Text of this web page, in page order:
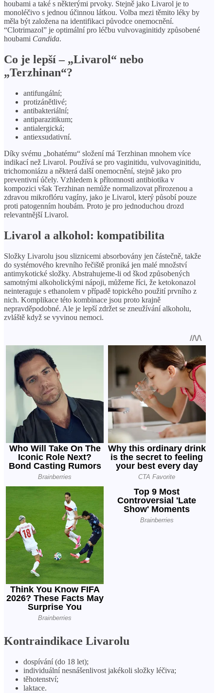
houbami a také s některými prvoky. Stejně jako Livarol je to
monoléčivo s jednou účinnou látkou. Volba mezi těmito léky by
měla být založena na identifikaci původce onemocnění.
“Clotrimazol” je optimální pro léčbu vulvovaginitidy způsobené
houbami Candida.
Co je lepší – „Livarol“ nebo
„Terzhinan“?
antifungální;
protizánětlivé;
antibakteriální;
antiparazitikum;
antialergická;
antiexsudativní.
Díky svému „bohatému“ složení má Terzhinan mnohem více
indikací než Livarol. Používá se pro vaginitidu, vulvovaginitidu,
trichomoniázu a některá další onemocnění, stejně jako pro
preventivní účely. Vzhledem k přítomnosti antibiotika v
kompozici však Terzhinan nemůže normalizovat přirozenou a
zdravou mikroflóru vagíny, jako je Livarol, který působí pouze
proti patogenním houbám. Proto je pro jednoduchou drozd
relevantnější Livarol.
Livarol a alkohol: kompatibilita
Složky Livarolu jsou sliznicemi absorbovány jen částečně, takže
do systémového krevního řečiště proniká jen malé množství
antimykotické složky. Abstrahujeme-li od škod způsobených
samotnými alkoholickými nápoji, můžeme říci, že ketokonazol
neinteraguje s ethanolem v případě topického použití prvního z
nich. Komplikace této kombinace jsou proto krajně
nepravděpodobné. Ale je lepší zdržet se zneužívání alkoholu,
zvláště když se vyvinou nemoci.
Kontraindikace Livarolu
dospívání (do 18 let);
individuální nesnášenlivost jakékoli složky léčiva;
těhotenství;
laktace.